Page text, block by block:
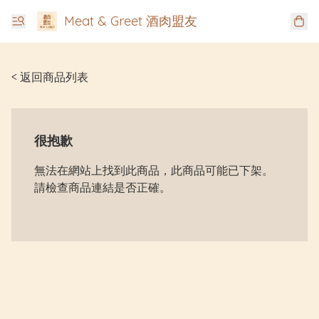
Meat & Greet 酒肉盟友
< 返回商品列表
很抱歉
無法在網站上找到此商品，此商品可能已下架。
請檢查商品連結是否正確。